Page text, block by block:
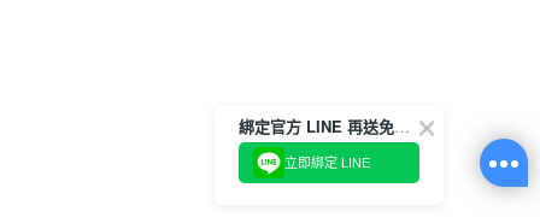
綁定官方 LINE 再送免運券 ✨
立即綁定 LINE